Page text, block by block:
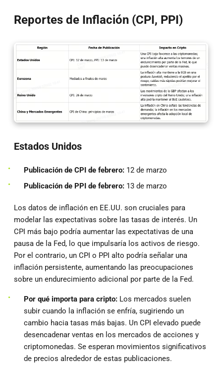
Reportes de Inflación (CPI, PPI)
Estados Unidos
Publicación de CPI de febrero: 12 de marzo
Publicación de PPI de febrero: 13 de marzo
Los datos de inflación en EE.UU. son cruciales para
modelar las expectativas sobre las tasas de interés. Un
CPI más bajo podría aumentar las expectativas de una
pausa de la Fed, lo que impulsaría los activos de riesgo.
Por el contrario, un CPI o PPI alto podría señalar una
inflación persistente, aumentando las preocupaciones
sobre un endurecimiento adicional por parte de la Fed.
Por qué importa para cripto: Los mercados suelen
subir cuando la inflación se enfría, sugiriendo un
cambio hacia tasas más bajas. Un CPI elevado puede
desencadenar ventas en los mercados de acciones y
criptomonedas. Se esperan movimientos significativos
de precios alrededor de estas publicaciones.